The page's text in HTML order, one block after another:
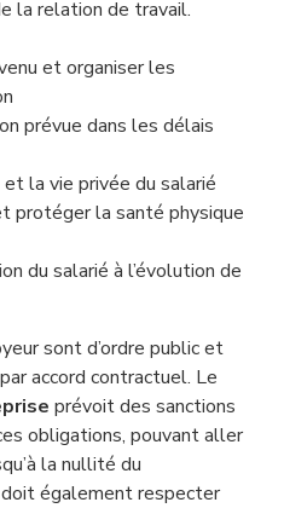
la relation de travail.
et organiser les
prévue dans les délais
la vie privée du salarié
protéger la santé physique
du salarié à l’évolution de
sont d’ordre public et
accord contractuel. Le
prévoit des sanctions
obligations, pouvant aller
la nullité du
doit également respecter